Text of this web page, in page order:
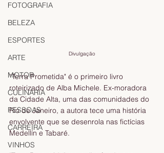
FOTOGRAFIA
BELEZA
ESPORTES
ARTE
MOTOR
CULINÁRIA
PESSOAS
CARREIRA
VINHOS
Divulgação
“Terra Prometida" é o primeiro livro
roteirizado de Alba Michele. Ex-moradora
da Cidade Alta, uma das comunidades do
Rio de Janeiro, a autora tece uma história
envolvente que se desenrola nas fictícias
Medellín e Tabaré.